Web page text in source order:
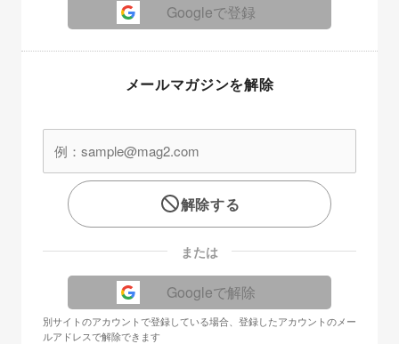
Googleで登録
メールマガジンを解除
解除する
または
Googleで解除
別サイトのアカウントで登録している場合、登録したアカウントのメー
ルアドレスで解除できます